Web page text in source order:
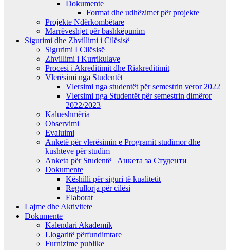
Dokumente
Format dhe udhëzimet për projekte
Projekte Ndërkombëtare
Marrëveshjet për bashkëpunim
Sigurimi dhe Zhvillimi i Cilësisë
Sigurimi I Cilësisë
Zhvillimi i Kurrikulave
Procesi i Akreditimit dhe Riakreditimit
Vlerësimi nga Studentët
Vlersimi nga studentët për semestrin veror 2022
Vlersimi nga Studentët për semestrin dimëror
2022/2023
Kalueshmëria
Observimi
Evaluimi
Anketë për vlerësimin e Programit studimor dhe
kushteve për studim
Anketa për Studentë | Анкета за Студенти
Dokumente
Këshilli për siguri të kualitetit
Regullorja për cilësi
Elaborat
Lajme dhe Aktivitete
Dokumente
Kalendari Akademik
Llogaritë përfundimtare
Furnizime publike